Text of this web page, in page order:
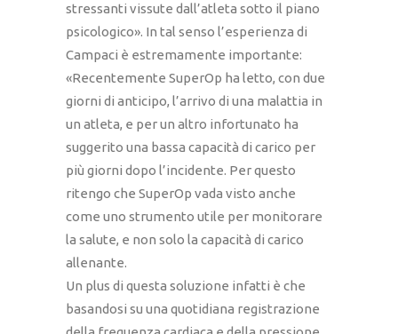
stressanti vissute dall’atleta sotto il piano
psicologico». In tal senso l’esperienza di
Campaci è estremamente importante:
«Recentemente SuperOp ha letto, con due
giorni di anticipo, l’arrivo di una malattia in
un atleta, e per un altro infortunato ha
suggerito una bassa capacità di carico per
più giorni dopo l’incidente. Per questo
ritengo che SuperOp vada visto anche
come uno strumento utile per monitorare
la salute, e non solo la capacità di carico
allenante.
Un plus di questa soluzione infatti è che
basandosi su una quotidiana registrazione